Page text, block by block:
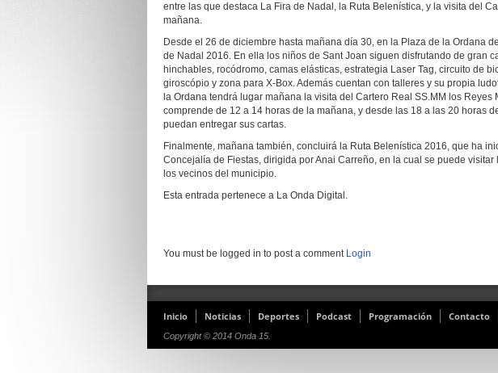
entre las que destaca La Fira de Nadal, la Ruta Belenística, y la visita del
mañana.
Desde el 26 de diciembre hasta mañana día 30, en la Plaza de la Ordana
de Nadal 2016. En ella los niños de Sant Joan siguen disfrutando de gran
hinchables, rocódromo, camas elásticas, estrategia Laser Tag, circuito de
giroscópio y zona para X-Box. Además cuentan con talleres y su propia
la Ordana tendrá lugar mañana la visita del Cartero Real SS.MM los
comprende de 12 a 14 horas de la mañana, y desde las 18 a las 20 horas
puedan entregar sus cartas.
Finalmente, mañana también, concluirá la Ruta Belenística 2016, que ha
Concejalía de Fiestas, dirigida por Anai Carreño, en la cual se puede
los vecinos del municipio.
Esta entrada pertenece a La Onda Digital.
You must be logged in to post a comment Login
Inicio Noticias Deportes Podcast Programación Contacto
Copyright © 2014 Onda 15.